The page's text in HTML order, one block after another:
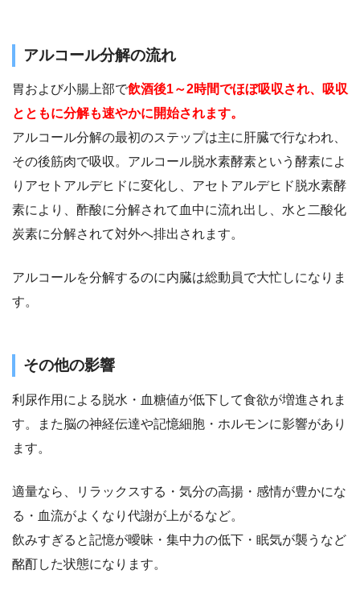
アルコール分解の流れ
胃および小腸上部で飲酒後1～2時間でほぼ吸収され、吸収
とともに分解も速やかに開始されます。
アルコール分解の最初のステップは主に肝臓で行なわれ、
その後筋肉で吸収。アルコール脱水素酵素という酵素によ
りアセトアルデヒドに変化し、アセトアルデヒド脱水素酵
素により、酢酸に分解されて血中に流れ出し、水と二酸化
炭素に分解されて対外へ排出されます。
アルコールを分解するのに内臓は総動員で大忙しになりま
す。
その他の影響
利尿作用による脱水・血糖値が低下して食欲が増進されま
す。また脳の神経伝達や記憶細胞・ホルモンに影響があり
ます。
適量なら、リラックスする・気分の高揚・感情が豊かにな
る・血流がよくなり代謝が上がるなど。
飲みすぎると記憶が曖昧・集中力の低下・眠気が襲うなど
酩酊した状態になります。